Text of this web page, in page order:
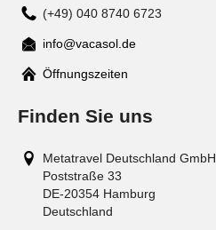
(+49) 040 8740 6723
Mail
info@vacasol.de
Öffnungszeiten
Finden Sie uns
Metatravel Deutschland GmbH
Poststraße 33
DE-20354 Hamburg
Deutschland